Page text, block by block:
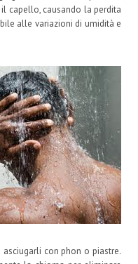
capello, causando la perdita
alle variazioni di umidità e
con phon o piastre.